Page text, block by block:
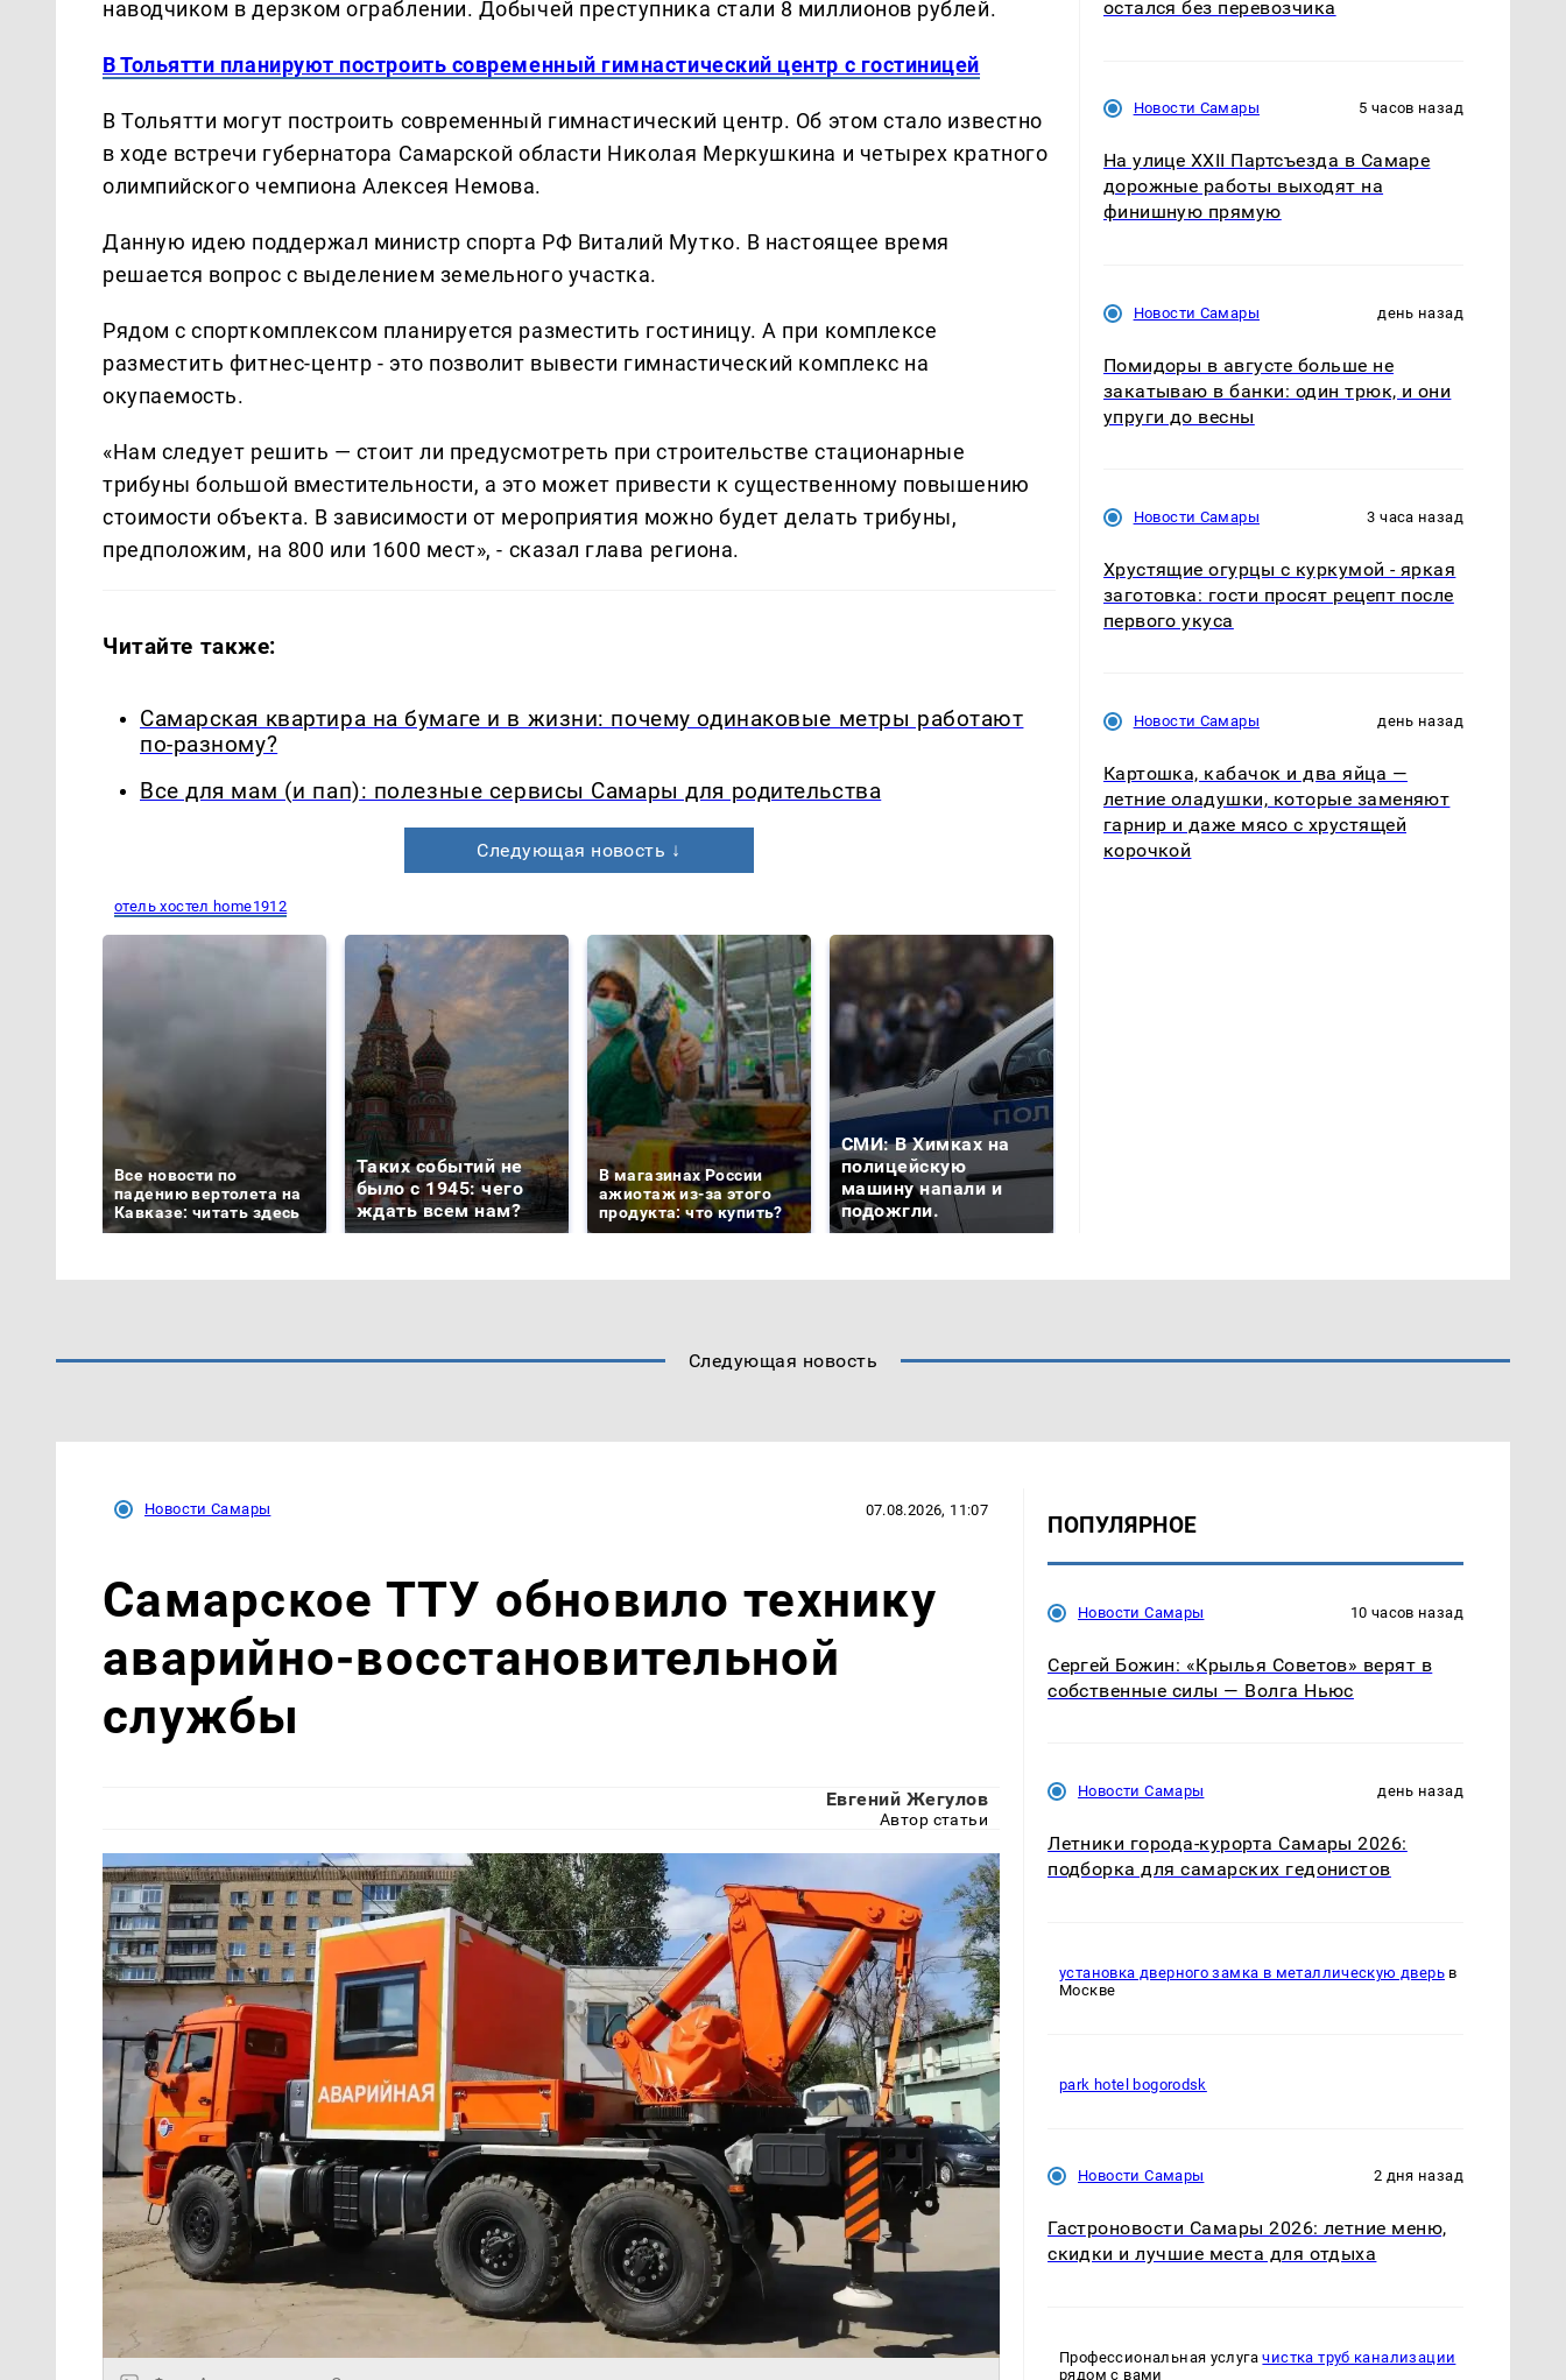
наводчиком в дерзком ограблении. Добычей преступника стали 8 миллионов рублей.
В Тольятти планируют построить современный гимнастический центр с гостиницей
В Тольятти могут построить современный гимнастический центр. Об этом стало известно
в ходе встречи губернатора Самарской области Николая Меркушкина и четырех кратного
олимпийского чемпиона Алексея Немова.
Данную идею поддержал министр спорта РФ Виталий Мутко. В настоящее время
решается вопрос с выделением земельного участка.
Рядом с спорткомплексом планируется разместить гостиницу. А при комплексе
разместить фитнес-центр - это позволит вывести гимнастический комплекс на
окупаемость.
«Нам следует решить — стоит ли предусмотреть при строительстве стационарные
трибуны большой вместительности, а это может привести к существенному повышению
стоимости объекта. В зависимости от мероприятия можно будет делать трибуны,
предположим, на 800 или 1600 мест», - сказал глава региона.
Читайте также:
Самарская квартира на бумаге и в жизни: почему одинаковые метры работают
по-разному?
Все для мам (и пап): полезные сервисы Самары для родительства
Следующая новость ↓
отель хостел home1912
Все новости по
падению вертолета на
Кавказе: читать здесь
Таких событий не
было с 1945: чего
ждать всем нам?
В магазинах России
ажиотаж из-за этого
продукта: что купить?
СМИ: В Химках на
полицейскую
машину напали и
подожгли.
остался без перевозчика
Новости Самары 5 часов назад
На улице XXII Партсъезда в Самаре
дорожные работы выходят на
финишную прямую
Новости Самары день назад
Помидоры в августе больше не
закатываю в банки: один трюк, и они
упруги до весны
Новости Самары 3 часа назад
Хрустящие огурцы с куркумой - яркая
заготовка: гости просят рецепт после
первого укуса
Новости Самары день назад
Картошка, кабачок и два яйца —
летние оладушки, которые заменяют
гарнир и даже мясо с хрустящей
корочкой
Следующая новость
Новости Самары 07.08.2026, 11:07
Самарское ТТУ обновило технику
аварийно-восстановительной
службы
Евгений Жегулов
Автор статьи
ПОПУЛЯРНОЕ
Новости Самары 10 часов назад
Сергей Божин: «Крылья Советов» верят в
собственные силы — Волга Ньюс
Новости Самары день назад
Летники города-курорта Самары 2026:
подборка для самарских гедонистов
установка дверного замка в металлическую дверь в
Москве
park hotel bogorodsk
Новости Самары 2 дня назад
Гастроновости Самары 2026: летние меню,
скидки и лучшие места для отдыха
Профессиональная услугачистка труб канализации
рядом с вами